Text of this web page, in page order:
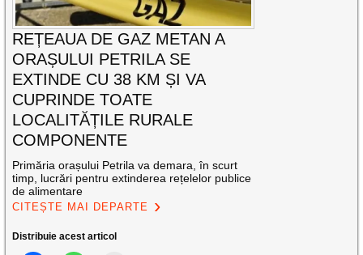
REȚEAUA DE GAZ METAN A
ORAȘULUI PETRILA SE
EXTINDE CU 38 KM ȘI VA
CUPRINDE TOATE
LOCALITĂȚILE RURALE
COMPONENTE
Primăria orașului Petrila va demara, în scurt
timp, lucrări pentru extinderea rețelelor publice
de alimentare
CITEȘTE MAI DEPARTE
Distribuie acest articol